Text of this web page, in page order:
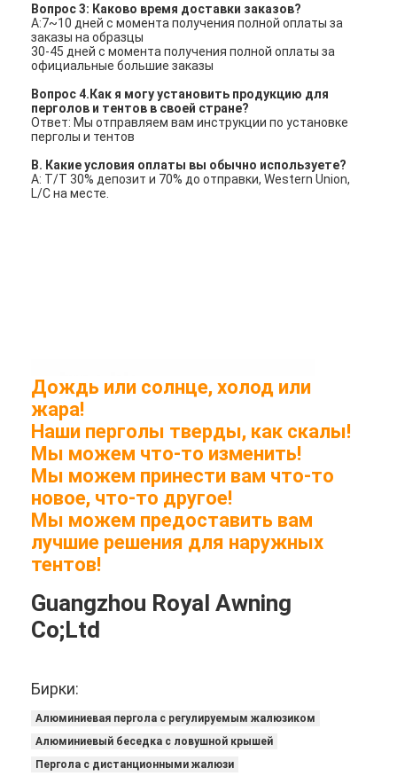
Вопрос 3: Каково время доставки заказов?
A:7~10 дней с момента получения полной оплаты за
заказы на образцы
30-45 дней с момента получения полной оплаты за
официальные большие заказы
Вопрос 4.Как я могу установить продукцию для
перголов и тентов в своей стране?
Ответ: Мы отправляем вам инструкции по установке
перголы и тентов
В. Какие условия оплаты вы обычно используете?
A: T/T 30% депозит и 70% до отправки, Western Union,
L/C на месте.
Дождь или солнце, холод или
жара!
Наши перголы тверды, как скалы!
Мы можем что-то изменить!
Мы можем принести вам что-то
новое, что-то другое!
Мы можем предоставить вам
лучшие решения для наружных
тентов!
Guangzhou Royal Awning
Co;Ltd
Бирки:
Алюминиевая пергола с регулируемым жалюзиком
Алюминиевый беседка с ловушной крышей
Пергола с дистанционными жалюзи